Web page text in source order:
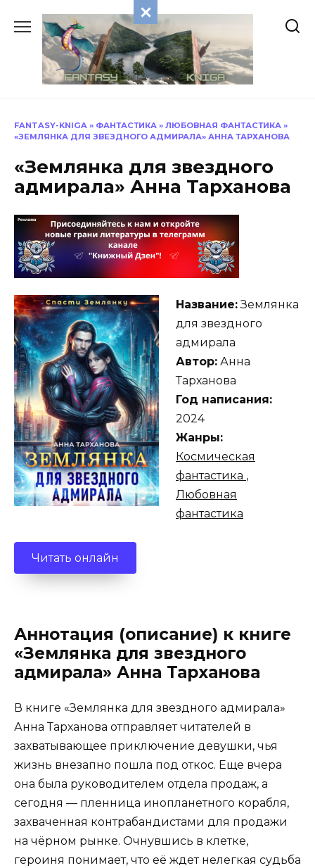
содержанию
FANTASY-KNIGA » ФАНТАСТИКА » ЛЮБОВНАЯ ФАНТАСТИКА »
«ЗЕМЛЯНКА ДЛЯ ЗВЕЗДНОГО АДМИРАЛА» АННА ТАРХАНОВА
«Землянка для звездного
адмирала» Анна Тарханова
Название:Землянка
для звездного
адмирала
Автор: Анна
Тарханова
Год написания:
2024
Жанры:
Космическая
фантастика ,
Любовная
фантастика
Читать онлайн
Аннотация (описание) к книге
«Землянка для звездного
адмирала» Анна Тарханова
В книге «Землянка для звездного адмирала»
Анна Тарханова отправляет читателей в
захватывающее приключение девушки, чья
жизнь внезапно пошла под откос. Еще вчера
она была руководителем отдела продаж, а
сегодня — пленница инопланетного корабля,
захваченная контрабандистами для продажи
на чёрном рынке. Очнувшись в клетке,
героиня понимает, что её ждет нелегкая судьба